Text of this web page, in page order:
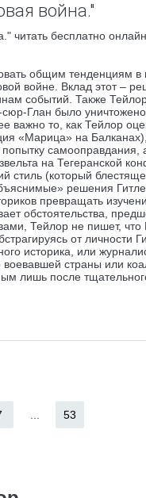
война."
читать бесплатно онлайн.
общим тенденциям в
войне. Вклад этот –
событий. Также
Глан было уничтожено
важно то, как Тейлор
«Марица» на
самооправдания,
на Тегеранской
стиль (который
решения
превращать
обстоятельства,
Тейлор не пишет, что
от личности
историка, или
страны или
лишь после
53